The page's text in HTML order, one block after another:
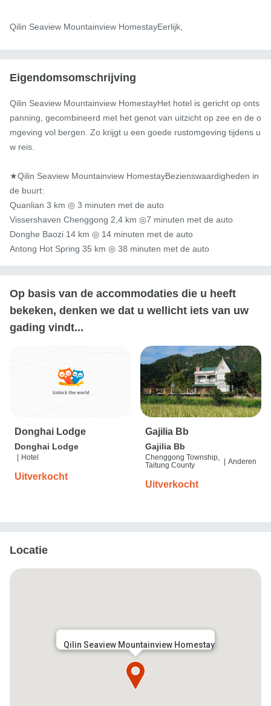
Qilin Seaview Mountainview HomestayEerlijk,
Eigendomsomschrijving
Qilin Seaview Mountainview HomestayHet hotel is gericht op onts
panning, gecombineerd met het genot van uitzicht op zee en de o
mgeving vol bergen. Zo krijgt u een goede rustomgeving tijdens u
w reis.
★Qilin Seaview Mountainview HomestayBezienswaardigheden in
de buurt:
Quanlian 3 km ◎ 3 minuten met de auto
Vissershaven Chenggong 2,4 km ◎7 minuten met de auto
Donghe Baozi 14 km ◎ 14 minuten met de auto
Antong Hot Spring 35 km ◎ 38 minuten met de auto
Op basis van de accommodaties die u heeft
bekeken, denken we dat u wellicht iets van uw
gading vindt...
Donghai Lodge
Donghai Lodge
Hotel
Uitverkocht
Gajilia Bb
Gajilia Bb
Chenggong Township,
Taitung County
| Anderen
Uitverkocht
Locatie
Qilin Seaview Mountainview Homestay